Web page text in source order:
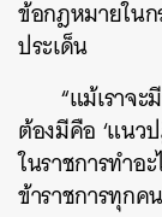
ข้อกฎหมายใน
ประเด็น
“แม้เราจ
ต้องมีคือ ‘แนว
ในราชการทำอ
ข้าราชการทุกค